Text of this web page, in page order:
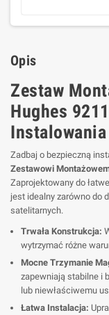
Opis
Zestaw
Hughes
Zadbaj o bezpieczną
Zestawowi
Zaprojektowany do
jest idealny zarówno do
satelitarnych.
Trwała Konstrukcja:
wytrzymać różne
Mocne Trzymanie
zapewniają stabilne i
lub niewłaściwemu
Łatwa Instalacja: